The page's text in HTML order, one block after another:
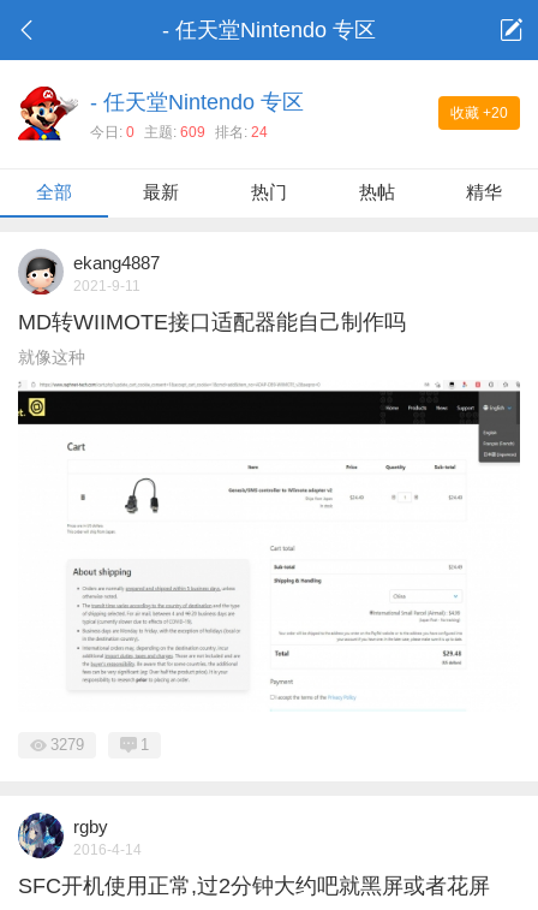
- 任天堂Nintendo 专区
收藏 +20
- 任天堂Nintendo 专区
今日: 0 主题: 609 排名: 24
全部 最新 热门 热帖 精华
ekang4887
2021-9-11
MD转WIIMOTE接口适配器能自己制作吗
就像这种
3279 1
rgby
2016-4-14
SFC开机使用正常,过2分钟大约吧就黑屏或者花屏